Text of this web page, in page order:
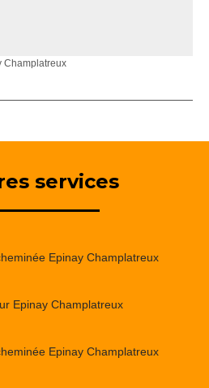
Champlatreux
services
Epinay Champlatreux
Epinay Champlatreux
Epinay Champlatreux